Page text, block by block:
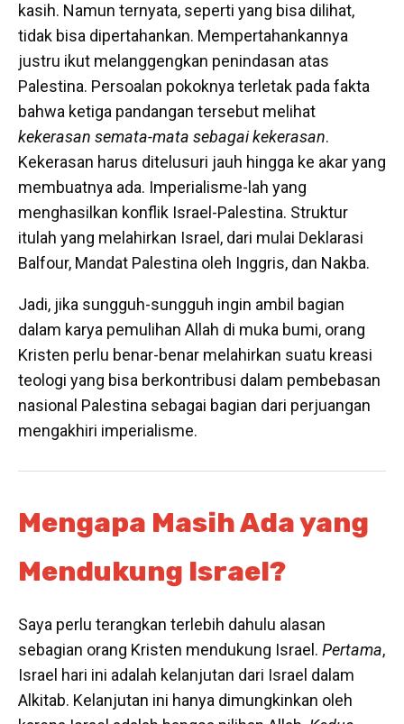
kasih. Namun ternyata, seperti yang bisa dilihat,
tidak bisa dipertahankan. Mempertahankannya
justru ikut melanggengkan penindasan atas
Palestina. Persoalan pokoknya terletak pada fakta
bahwa ketiga pandangan tersebut melihat
kekerasan semata-mata sebagai kekerasan.
Kekerasan harus ditelusuri jauh hingga ke akar yang
membuatnya ada. Imperialisme-lah yang
menghasilkan konflik Israel-Palestina. Struktur
itulah yang melahirkan Israel, dari mulai Deklarasi
Balfour, Mandat Palestina oleh Inggris, dan Nakba.
Jadi, jika sungguh-sungguh ingin ambil bagian
dalam karya pemulihan Allah di muka bumi, orang
Kristen perlu benar-benar melahirkan suatu kreasi
teologi yang bisa berkontribusi dalam pembebasan
nasional Palestina sebagai bagian dari perjuangan
mengakhiri imperialisme.
Mengapa Masih Ada yang
Mendukung Israel?
Saya perlu terangkan terlebih dahulu alasan
sebagian orang Kristen mendukung Israel. Pertama,
Israel hari ini adalah kelanjutan dari Israel dalam
Alkitab. Kelanjutan ini hanya dimungkinkan oleh